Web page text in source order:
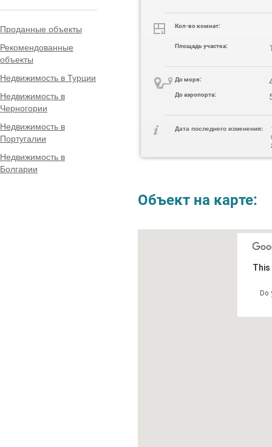
Проданные объекты
Рекомендованные
объекты
Недвижимость в Турции
Недвижимость в
Черногории
Недвижимость в
Португалии
Недвижимость в
Болгарии
Кол-во комнат:
Площадь участка:
До моря:
До аэропорта:
Дата последнего изменения:
Объект на карте:
This